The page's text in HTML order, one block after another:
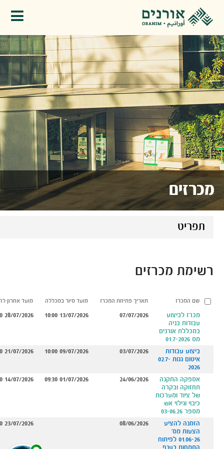
מכרזים
תפריט
רשימת מכרזים
שם המכרז תאריך פתיחת המכרז מועד סיור במכללה מועד אחרון
מכרז לביצוע
עבודות בניה
במכללת אורנים
מס 01.7-2026
07/07/2026
13/07/2026 10:00
28/07/2026 11:00
ביצוע עבודות
איטום גגות 02.7-
2026
03/07/2026
09/07/2026 10:00
21/07/2026 11:00
אספקה התקנה
תחזוקה ובקרה
של ציוד ומערכות
כיבוי וגילוי אש
מספר 03-06.26
24/06/2026
01/07/2026 09:30
14/07/2026 12:00
הזמנה להציע
הצעות מס'
01.06-26 לפיתוח
08/06/2026
23/07/2026 11:00